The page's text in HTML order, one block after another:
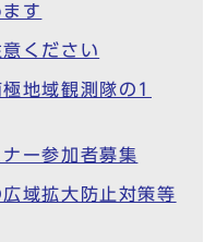
す
ください
地域観測隊の1
ナー参加者募集
域拡大防止対策等